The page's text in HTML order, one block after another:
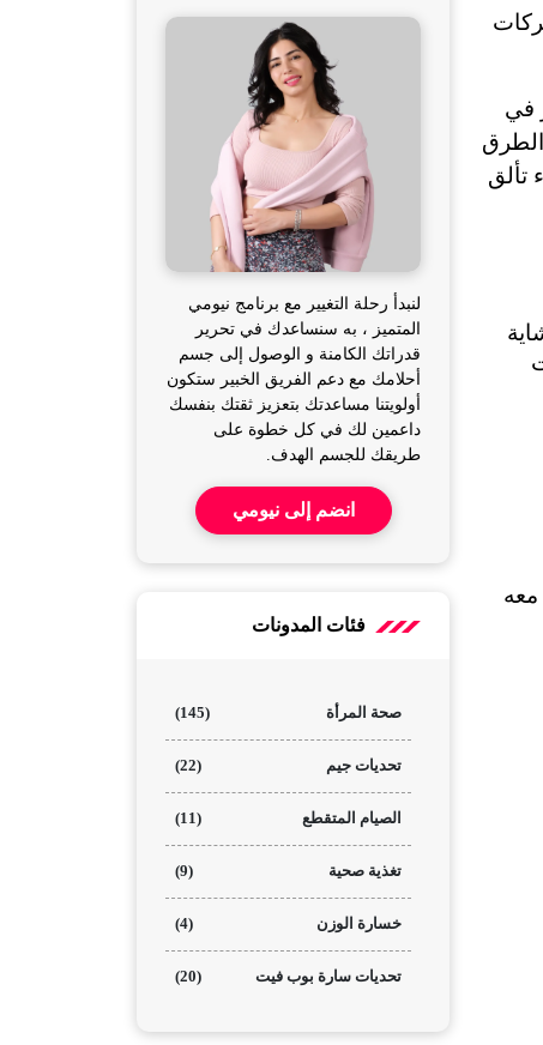
لنبدأ رحلة التغيير مع برنامج نيومي
المتميز ، به سنساعدك في تحرير
قدراتك الكامنة و الوصول إلى جسم
أحلامك مع دعم الفريق الخبير ستكون
أولويتنا مساعدتك بتعزيز ثقتك بنفسك
داعمين لك في كل خطوة على
طريقك للجسم الهدف.
انضم إلى نيومي
فئات المدونات
صحة المرأة (145)
تحديات جيم (22)
الصيام المتقطع (11)
تغذية صحية (9)
خسارة الوزن (4)
تحديات سارة بوب فيت (20)